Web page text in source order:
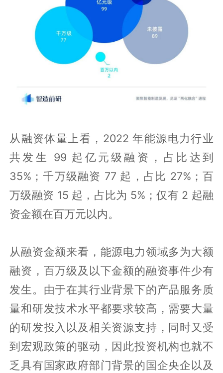
从融资体量上看，2022 年能源电力行业
共发生 99 起亿元级融资，占比达到
35%；千万级融资 77 起，占比 27%；百
万级融资 15 起，占比为 5%；仅有 2 起融
资金额在百万元以内。
从融资金额来看，能源电力领域多为大额
融资，百万级及以下金额的融资事件少有
发生。由于在其行业背景下的产品服务质
量和研发技术水平都要求较高，需要大量
的研发投入以及相关资源支持，同时又受
到宏观政策的驱动，因此投资机构也就不
乏具有国家政府部门背景的国企央企以及